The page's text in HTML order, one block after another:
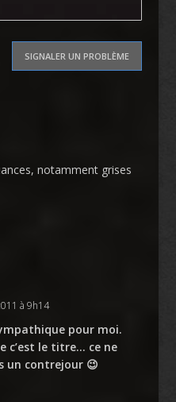
SIGNALER UN PROBLÈME
notamment grises
à 9h14
pour moi.
c’est le titre… ce ne
un contrejour 😉